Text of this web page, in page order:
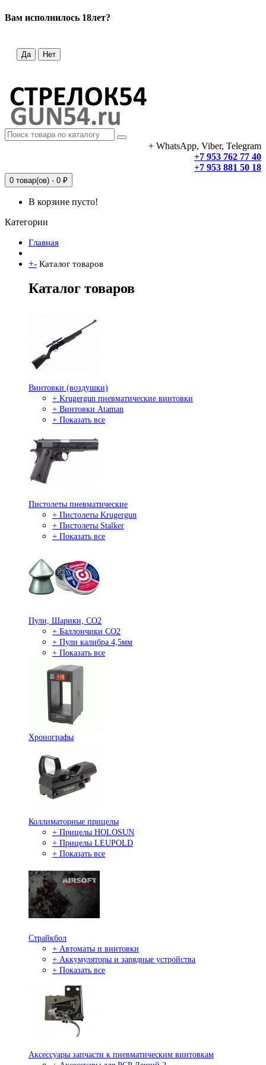
Вам исполнилось 18лет?
Да Нет
+ WhatsApp, Viber, Telegram
+7 953 762 77 40
+7 953 881 50 18
0 товар(ов) - 0 ₽
В корзине пусто!
Категории
Главная
+- Каталог товаров
Каталог товаров
Винтовки (воздушки)
+ Krugergun пневматические винтовки
+ Винтовки Ataman
+ Показать все
Пистолеты пневматические
+ Пистолеты Krugergun
+ Пистолеты Stalker
+ Показать все
Пули, Шарики, СО2
+ Баллончики СО2
+ Пули калибра 4,5мм
+ Показать все
Хронографы
Коллиматорные прицелы
+ Прицелы HOLOSUN
+ Прицелы LEUPOLD
+ Показать все
Страйкбол
+ Автоматы и винтовки
+ Аккумуляторы и зарядные устройства
+ Показать все
Аксессуары запчасти к пневматическим винтовкам